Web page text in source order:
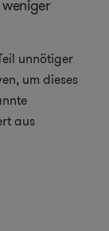
unnötiger
um dieses
aus